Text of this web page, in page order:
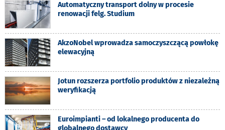
Automatyczny transport dolny w procesie
renowacji felg. Studium
AkzoNobel wprowadza samoczyszczącą powłokę
elewacyjną
Jotun rozszerza portfolio produktów z niezależną
weryfikacją
Euroimpianti – od lokalnego producenta do